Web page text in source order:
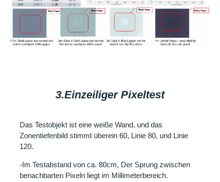
3.Einzeiliger Pixeltest
Das Testobjekt ist eine weiße Wand, und das
Zonentiefenbild stimmt überein 60, Linie 80, und Linie
120.
-Im Testabstand von ca. 80cm, Der Sprung zwischen
benachbarten Pixeln liegt im Millimeterbereich.